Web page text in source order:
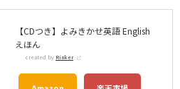
【CDつき】よみきかせ英語 English
えほん
created by Rinker